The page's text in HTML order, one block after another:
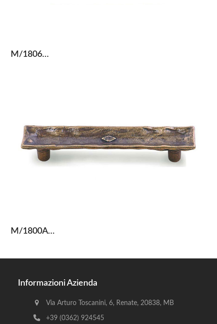
M/1806…
M/1800A…
Informazioni Azienda
Via Arturo Toscanini, 6, Renate, 20838, MB
+39 (0362) 924545